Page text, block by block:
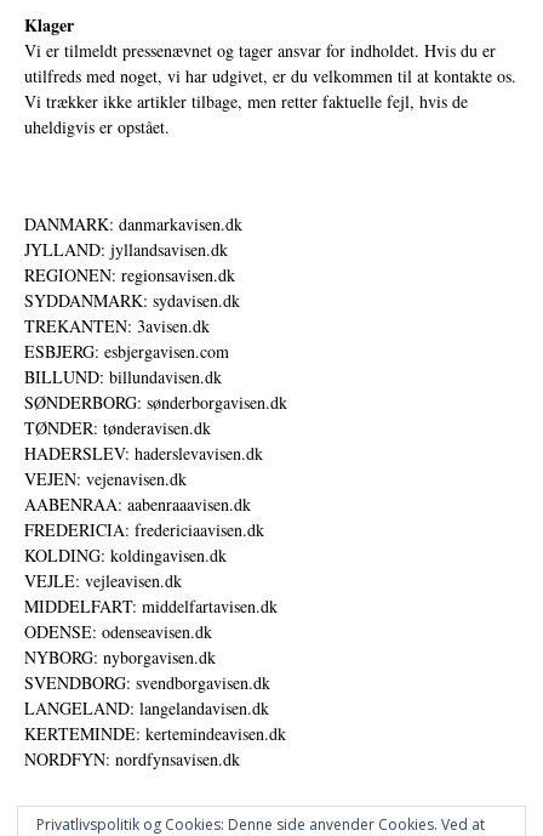
Klager
Vi er tilmeldt pressenævnet og tager ansvar for indholdet. Hvis du er
utilfreds med noget, vi har udgivet, er du velkommen til at kontakte os.
Vi trækker ikke artikler tilbage, men retter faktuelle fejl, hvis de
uheldigvis er opstået.
DANMARK: danmarkavisen.dk
JYLLAND: jyllandsavisen.dk
REGIONEN: regionsavisen.dk
SYDDANMARK: sydavisen.dk
TREKANTEN: 3avisen.dk
ESBJERG: esbjergavisen.com
BILLUND: billundavisen.dk
SØNDERBORG: sønderborgavisen.dk
TØNDER: tønderavisen.dk
HADERSLEV: haderslevavisen.dk
VEJEN: vejenavisen.dk
AABENRAA: aabenraaavisen.dk
FREDERICIA: fredericiaavisen.dk
KOLDING: koldingavisen.dk
VEJLE: vejleavisen.dk
MIDDELFART: middelfartavisen.dk
ODENSE: odenseavisen.dk
NYBORG: nyborgavisen.dk
SVENDBORG: svendborgavisen.dk
LANGELAND: langelandavisen.dk
KERTEMINDE: kertemindeavisen.dk
NORDFYN: nordfynsavisen.dk
Privatlivspolitik og Cookies: Denne side anvender Cookies. Ved at